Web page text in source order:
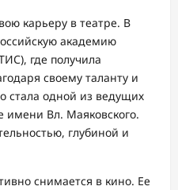
карьеру в театре. В
академию
где получила
своему таланту и
стала одной из ведущих
имени Вл. Маяковского.
глубиной и
снимается в кино. Ее